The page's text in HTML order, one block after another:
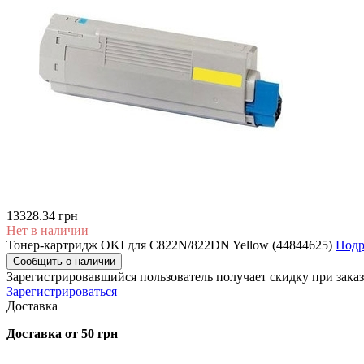
13328.34 грн
Нет в наличии
Тонер-картридж OKI для C822N/822DN Yellow (44844625)
Сообщить о наличии
Зарегистрировавшийся пользователь получает скидку при
Зарегистрироваться
Доставка
Доставка от 50 грн